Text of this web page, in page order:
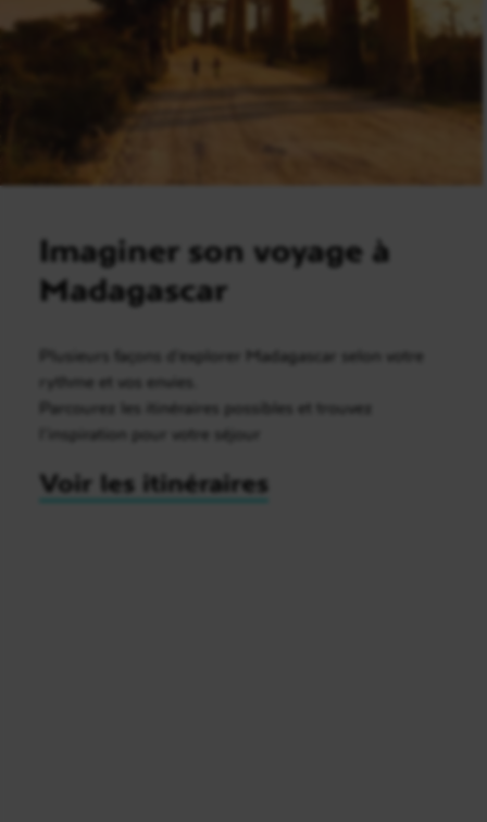
Imaginer son voyage à
Madagascar
Plusieurs façons d’explorer Madagascar selon votre
rythme et vos envies.
Parcourez les itinéraires possibles et trouvez
l’inspiration pour votre séjour
Voir les itinéraires